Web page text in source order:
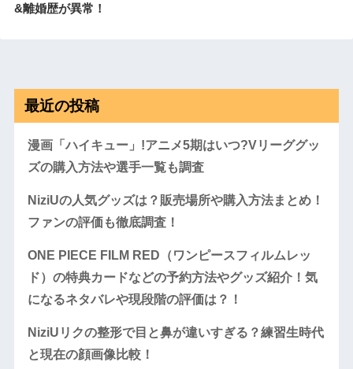
&離婚歴が異常！
最近の投稿
漫画「ハイキュー」!アニメ5期はいつ?Vリーググッ
ズの購入方法や選手一覧も調査
NiziUの人気グッズは？販売場所や購入方法まとめ！
ファンの評価も徹底調査！
ONE PIECE FILM RED（ワンピースフィルムレッ
ド）の特典カードなどの予約方法やグッズ紹介！気
になるネタバレや現段階の評価は？！
NiziUリクの整形で目と鼻が違いすぎる？練習生時代
と現在の顔画像比較！